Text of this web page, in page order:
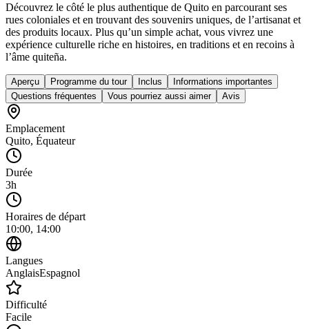
Découvrez le côté le plus authentique de Quito en parcourant ses
rues coloniales et en trouvant des souvenirs uniques, de l’artisanat et
des produits locaux. Plus qu’un simple achat, vous vivrez une
expérience culturelle riche en histoires, en traditions et en recoins à
l’âme quiteña.
Aperçu Programme du tour Inclus
Informations importantes
Questions fréquentes
Vous pourriez aussi aimer Avis
Emplacement
Quito, Équateur
Durée
3h
Horaires de départ
10:00, 14:00
Langues
AnglaisEspagnol
Difficulté
Facile